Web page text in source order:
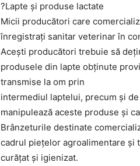
?Lapte și produse lactate
Micii producători care
înregistrați sanitar veterinar în
Acești producători trebuie să
produsele din lapte obținute
transmise la om prin
intermediul laptelui, precum și
manipulează aceste produse și
Brânzeturile destinate
cadrul piețelor agroalimentare și
curățat și igienizat.